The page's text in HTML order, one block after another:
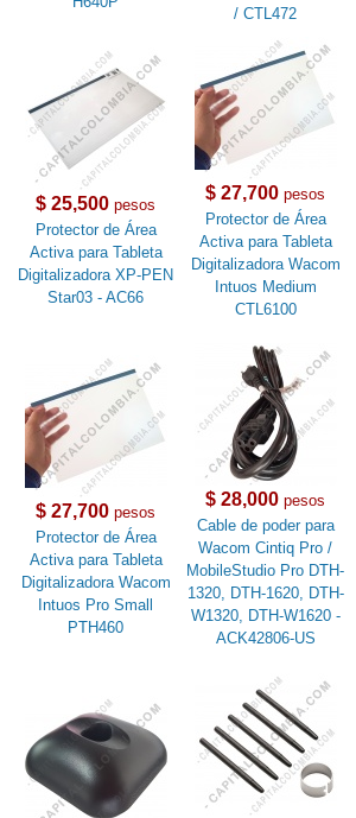
/ CTL472
$ 25,500 pesos
Protector de Área
Activa para Tableta
Digitalizadora XP-PEN
Star03 - AC66
$ 27,700 pesos
Protector de Área
Activa para Tableta
Digitalizadora Wacom
Intuos Medium
CTL6100
$ 27,700 pesos
Protector de Área
Activa para Tableta
Digitalizadora Wacom
Intuos Pro Small
PTH460
$ 28,000 pesos
Cable de poder para
Wacom Cintiq Pro /
MobileStudio Pro DTH-
1320, DTH-1620, DTH-
W1320, DTH-W1620 -
ACK42806-US